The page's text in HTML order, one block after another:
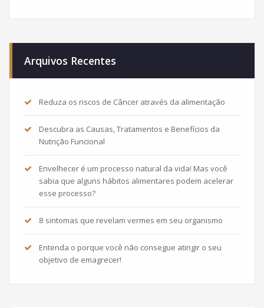
Arquivos Recentes
Reduza os riscos de Câncer através da alimentação
Descubra as Causas, Tratamentos e Benefícios da
Nutrição Funcional
Envelhecer é um processo natural da vida! Mas você
sabia que alguns hábitos alimentares podem acelerar
esse processo?
8 sintomas que revelam vermes em seu organismo
Entenda o porque você não consegue atingir o seu
objetivo de emagrecer!